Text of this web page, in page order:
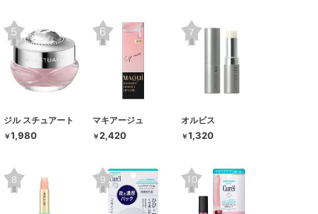
ジル スチュアート
￥1,980
マキアージュ
￥2,420
オルビス
￥1,320